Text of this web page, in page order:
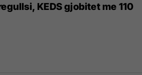
KEDS gjobitet me 110